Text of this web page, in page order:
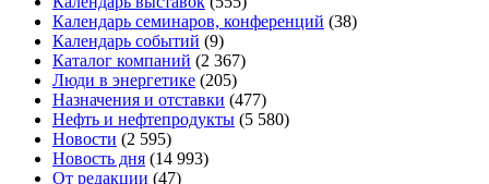
Календарь семинаров, конференций (38)
Календарь событий (9)
Каталог компаний (2 367)
Люди в энергетике (205)
Назначения и отставки (477)
Нефть и нефтепродукты (5 580)
Новости (2 595)
Новость дня (14 993)
От редакции (47)